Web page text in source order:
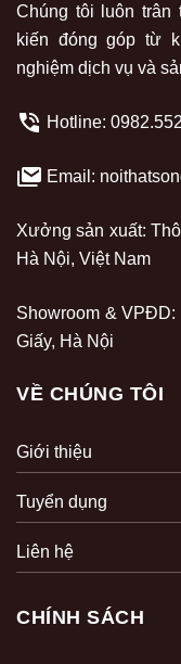
Chúng tôi luôn
kiến đóng góp từ
nghiệm dịch vụ và
Hotline:
Email:
Xưởng sản xuất:
Hà Nội, Việt Nam
Showroom &
Giấy, Hà Nội
VỀ CHÚNG TÔI
Giới thiệu
Tuyển dụng
Liên hệ
CHÍNH SÁCH